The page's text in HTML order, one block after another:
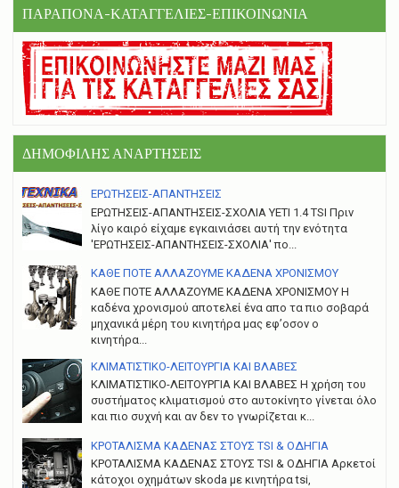
ΠΑΡΑΠΟΝΑ-ΚΑΤΑΓΓΕΛΙΕΣ-ΕΠΙΚΟΙΝΩΝΙΑ
ΔΗΜΟΦΙΛΗΣ ΑΝΑΡΤΗΣΕΙΣ
ΕΡΩΤΗΣΕΙΣ-ΑΠΑΝΤΗΣΕΙΣ
ΕΡΩΤΗΣΕΙΣ-ΑΠΑΝΤΗΣΕΙΣ-ΣΧΟΛΙΑ YETI 1.4 TSI Πριν
λίγο καιρό είχαμε εγκαινιάσει αυτή την ενότητα
'ΕΡΩΤΗΣΕΙΣ-ΑΠΑΝΤΗΣΕΙΣ-ΣΧΟΛΙΑ' πο...
ΚΑΘΕ ΠΟΤΕ ΑΛΛΑΖΟΥΜΕ ΚΑΔΕΝΑ ΧΡΟΝΙΣΜΟΥ
ΚΑΘΕ ΠΟΤΕ ΑΛΛΑΖΟΥΜΕ ΚΑΔΕΝΑ ΧΡΟΝΙΣΜΟΥ Η
καδένα χρονισμού αποτελεί ένα απο τα πιο σοβαρά
μηχανικά μέρη του κινητήρα μας εφ’οσον ο
κινητήρα...
ΚΛΙΜΑΤΙΣΤΙΚΟ-ΛΕΙΤΟΥΡΓΙΑ ΚΑΙ ΒΛΑΒΕΣ
ΚΛΙΜΑΤΙΣΤΙΚΟ-ΛΕΙΤΟΥΡΓΙΑ ΚΑΙ ΒΛΑΒΕΣ H χρήση του
συστήματος κλιματισμού στο αυτοκίνητο γίνεται όλο
και πιο συχνή και αν δεν το γνωρίζεται κ...
ΚΡΟΤΑΛΙΣΜΑ ΚΑΔΕΝΑΣ ΣΤΟΥΣ TSI & ΟΔΗΓΙΑ
ΚΡΟΤΑΛΙΣΜΑ ΚΑΔΕΝΑΣ ΣΤΟΥΣ TSI & ΟΔΗΓΙΑ Αρκετοί
κάτοχοι οχημάτων skoda με κινητήρα tsi,